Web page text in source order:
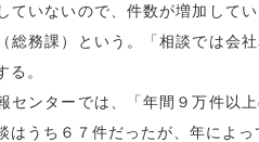
ていないので、件数が増加して
総務課）という。「相談では会
る。
ンターでは、「年間９万件以
はうち６７件だったが、年によ